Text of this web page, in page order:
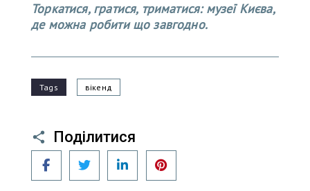
Торкатися, гратися, триматися: музеї Києва,
де можна робити що завгодно.
Tags вікенд
Поділитися
Facebook Twitter LinkedIn